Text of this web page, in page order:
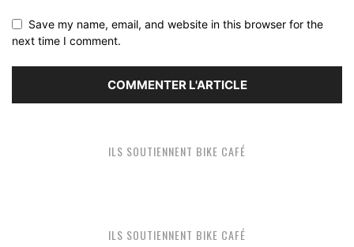
Save my name, email, and website in this browser for the
next time I comment.